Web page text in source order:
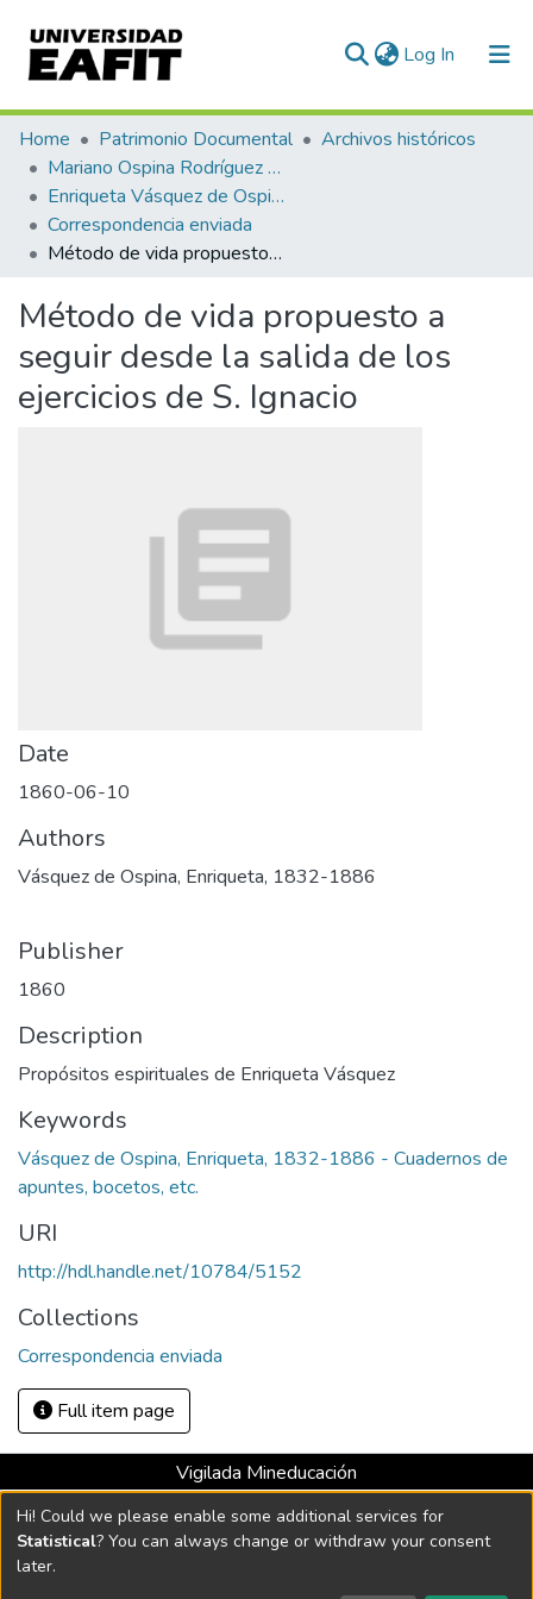
Log In (current)
Communities & Collections
All of DSpace
Statistics
Home Patrimonio Documental
Archivos históricos
Mariano Ospina Rodríguez (1826 -1912)
Enriqueta Vásquez de Ospina
Correspondencia enviada
Método de vida propuesto a seguir desde la salida de los ejercicios de S. Ignacio
Método de vida propuesto a
seguir desde la salida de los
ejercicios de S. Ignacio
Date
1860-06-10
Authors
Vásquez de Ospina, Enriqueta, 1832-1886
Publisher
1860
Description
Propósitos espirituales de Enriqueta Vásquez
Keywords
Vásquez de Ospina, Enriqueta, 1832-1886 - Cuadernos de
apuntes, bocetos, etc.
URI
http://hdl.handle.net/10784/5152
Collections
Correspondencia enviada
Full item page
Vigilada Mineducación
Universidad con Acreditación Institucional hasta 2026 -
Resolución MEN 2158 de 2018
Hi! Could we please enable some additional services for
Statistical? You can always change or withdraw your consent
later.